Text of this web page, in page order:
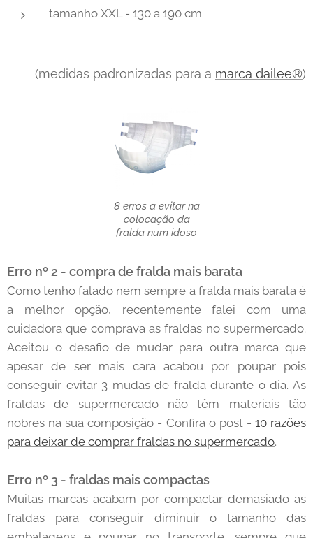
tamanho XXL - 130 a 190 cm
(medidas padronizadas para a marca dailee®)
8 erros a evitar na
colocação da
fralda num idoso
Erro nº 2 - compra de fralda mais barata
Como tenho falado nem sempre a fralda mais barata é
a melhor opção, recentemente falei com uma
cuidadora que comprava as fraldas no supermercado.
Aceitou o desafio de mudar para outra marca que
apesar de ser mais cara acabou por poupar pois
conseguir evitar 3 mudas de fralda durante o dia. As
fraldas de supermercado não têm materiais tão
nobres na sua composição - Confira o post - 10 razões
para deixar de comprar fraldas no supermercado.
Erro nº 3 - fraldas mais compactas
Muitas marcas acabam por compactar demasiado as
fraldas para conseguir diminuir o tamanho das